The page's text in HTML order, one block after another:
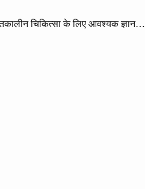
चिकित्सा के लिए आवश्यक ज्ञान…